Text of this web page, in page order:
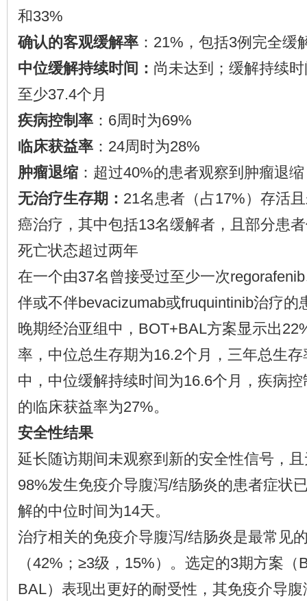
和33%
确认的客观缓解率 ：21%，包括3例完全缓
中位缓解持续时间： 尚未达到；缓解持续
至少37.4个月
疾病控制率 ：6周时为69%
临床获益率 ：24周时为28%
肿瘤退缩 ：超过40%的患者观察到肿瘤退缩
无治疗生存期： 21名患者（占17%）存活
癌治疗，其中包括13名缓解者，且部分患
死亡状态超过两年
在一个由37名曾接受过至少一次
伴或不伴bevacizumab或fruquintinib治疗的
晚期经治亚组中，BOT+BAL方案显示出
率，中位总生存期为16.2个月，三年总生
中，中位缓解持续时间为16.6个月，疾病
的临床获益率为27%。
安全性结果
延长随访期间未观察到新的安全性信号，
98%发生免疫介导腹泻/结肠炎的患者症状
解的中位时间为14天。
治疗相关的免疫介导腹泻/结肠炎是最常见
（42%；≥3级，15%）。选定的3期方案（
BAL）表现出更好的耐受性，其免疫介导